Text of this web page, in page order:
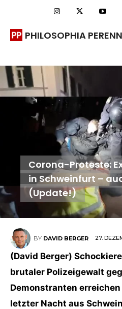
PHILOSOPHIA
Corona-Proteste:
in Schweinfurt –
(Update!)
BY DAVID BERGER 27.
(David Berger)
brutaler Polizeigewalt
Demonstranten
letzter Nacht aus